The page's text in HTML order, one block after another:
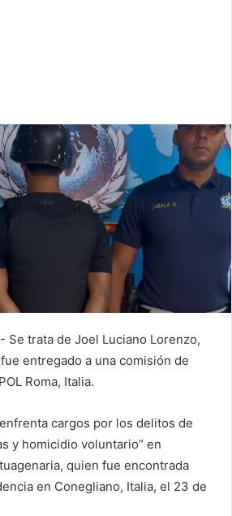
Se trata de Joel Luciano Lorenzo,
entregado a una comisión de
Roma, Italia.
cargos por los delitos de
y homicidio voluntario” en
quien fue encontrada
en Conegliano, Italia, el 23 de